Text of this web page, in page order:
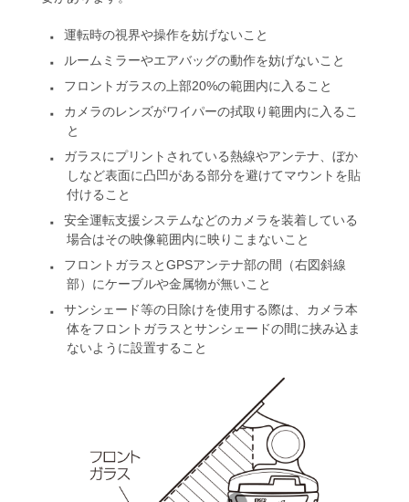
■ 運転時の視界や操作を妨げないこと
■ ルームミラーやエアバッグの動作を妨げないこと
■ フロントガラスの上部20%の範囲内に入ること
■
カメラのレンズがワイパーの拭取り範囲内に入るこ
と
■
ガラスにプリントされている熱線やアンテナ、ぼか
しなど表面に凸凹がある部分を避けてマウントを貼
付けること
■
安全運転支援システムなどのカメラを装着している
場合はその映像範囲内に映りこまないこと
■
フロントガラスとGPSアンテナ部の間（右図斜線
部）にケーブルや金属物が無いこと
■
サンシェード等の日除けを使用する際は、カメラ本
体をフロントガラスとサンシェードの間に挟み込ま
ないように設置すること